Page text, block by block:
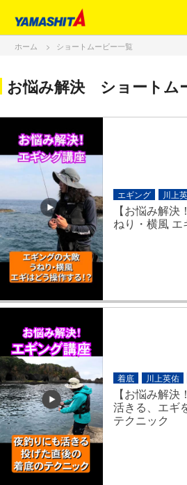
ホーム ショートムービー一覧
お悩み解決 ショートム
エギング 川上
【お悩み解
ねり・横風 エ
着底 川上英佑
【お悩み解
活きる、エギ
テクニック